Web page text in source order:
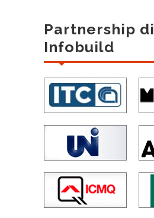
Partnership di
Infobuild